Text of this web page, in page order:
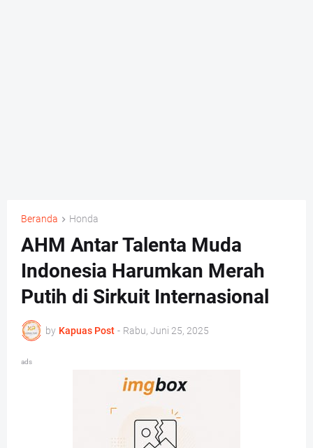
Beranda Honda
AHM Antar Talenta Muda
Indonesia Harumkan Merah
Putih di Sirkuit Internasional
by Kapuas Post - Rabu, Juni 25, 2025
ads